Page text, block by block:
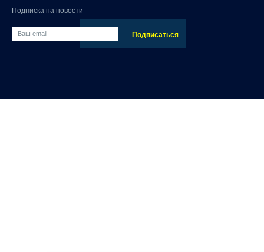
Подписка на новости